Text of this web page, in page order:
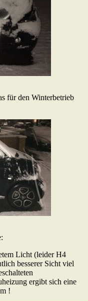
für den Winterbetrieb
Licht (leider H4
besserer Sicht viel
ergibt sich eine
!